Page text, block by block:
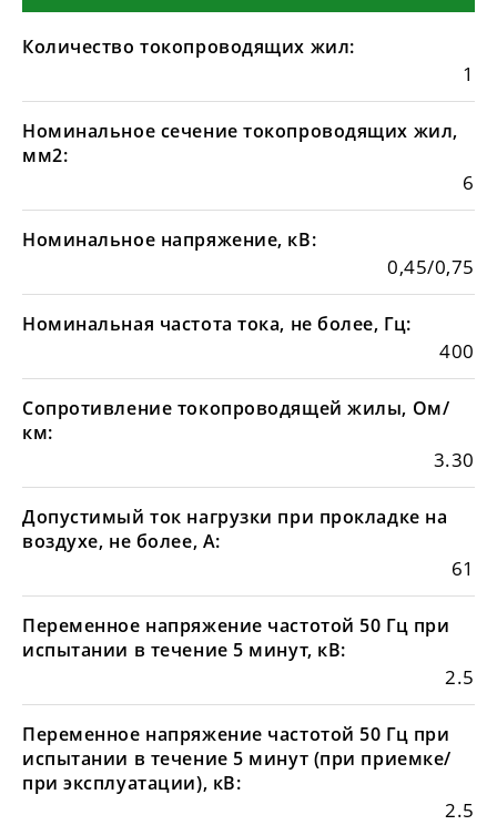
Количество токопроводящих жил:
1
Номинальное сечение токопроводящих жил,
мм2:
6
Номинальное напряжение, кВ:
0,45/0,75
Номинальная частота тока, не более, Гц:
400
Сопротивление токопроводящей жилы, Ом/
км:
3.30
Допустимый ток нагрузки при прокладке на
воздухе, не более, А:
61
Переменное напряжение частотой 50 Гц при
испытании в течение 5 минут, кВ:
2.5
Переменное напряжение частотой 50 Гц при
испытании в течение 5 минут (при приемке/
при эксплуатации), кВ:
2.5